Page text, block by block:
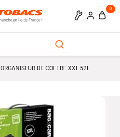
0
ORGANISEUR DE COFFRE XXL 52L